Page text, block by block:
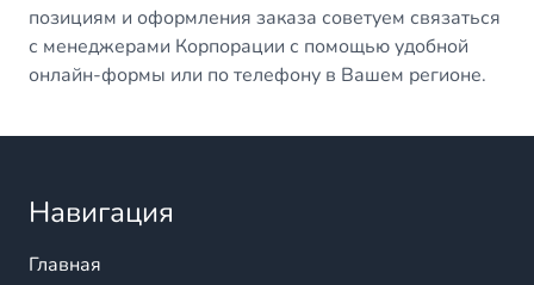
позициям и оформления заказа советуем связаться
с менеджерами Корпорации с помощью удобной
онлайн-формы или по телефону в Вашем регионе.
Навигация
Главная